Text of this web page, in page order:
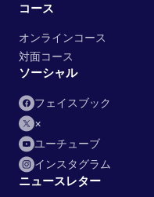
コース
オンラインコース
対面コース
ソーシャル
フェイスブック
×
ユーチューブ
インスタグラム
ニュースレター